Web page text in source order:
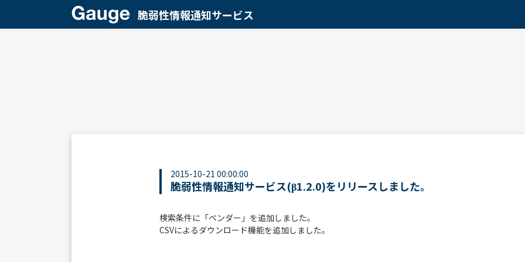
脆弱性情報通知サービス
2015-10-21 00:00:00
脆弱性情報通知サービス(β1.2.0)をリリースしました。
検索条件に「ベンダー」を追加しました。
CSVによるダウンロード機能を追加しました。